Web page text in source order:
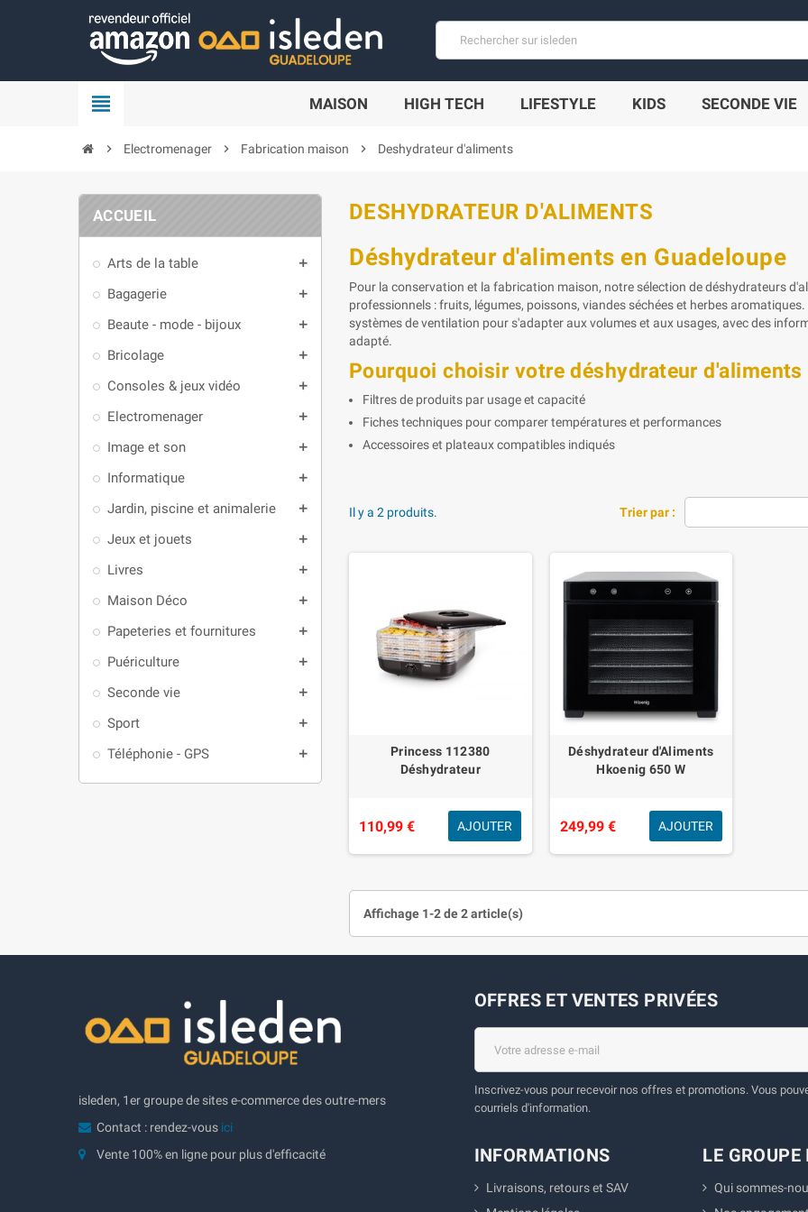
view_headline MAISON HIGH TECH LIFESTYLE KIDS SECONDE VIE
chevron_right Electromenager chevron_right Fabrication maison chevron_right Deshydrateur d'aliments
ACCUEIL
Arts de la table add
Bagagerie add
Beaute - mode - bijoux add
Bricolage add
Consoles & jeux vidéo add
Electromenager add
Image et son add
Informatique add
Jardin, piscine et animalerie add
Jeux et jouets add
Livres add
Maison Déco add
Papeteries et fournitures add
Puériculture add
Seconde vie add
Sport add
Téléphonie - GPS add
DESHYDRATEUR D'ALIMENTS
Déshydrateur d'aliments en Guadeloupe
Pour la conservation et la fabrication maison, notre sélection de déshydrateurs
professionnels : fruits, légumes, poissons, viandes séchées et herbes
systèmes de ventilation pour s'adapter aux volumes et aux usages, avec des
adapté.
Pourquoi choisir votre déshydrateur d'aliments
Filtres de produits par usage et capacité
Fiches techniques pour comparer températures et performances
Accessoires et plateaux compatibles indiqués
Trier par :
Il y a 2 produits.
Princess 112380
Déshydrateur
110,99 € AJOUTER
Déshydrateur d'Aliments
Hkoenig 650 W
249,99 € AJOUTER
Affichage 1-2 de 2 article(s)
isleden, 1er groupe de sites e-commerce des outre-mers
Contact : rendez-vous ici
Vente 100% en ligne pour plus d'efficacité
OFFRES ET VENTES PRIVÉES
Inscrivez-vous pour recevoir nos offres et promotions. Vous
courriels d'information.
INFORMATIONS
Livraisons, retours et SAV
LE GROUPE
Qui sommes-